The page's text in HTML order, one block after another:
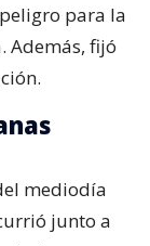
para la
Además, fijó
mediodía
junto a